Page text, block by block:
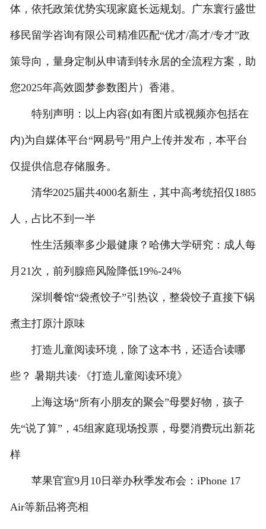
体，依托政策优势实现家庭长远规划。广东寰行盛世
移民留学咨询有限公司精准匹配“优才/高才/专才”政
策导向，量身定制从申请到转永居的全流程方案，助
您2025年高效圆梦参数图片）香港。
特别声明：以上内容(如有图片或视频亦包括在
内)为自媒体平台“网易号”用户上传并发布，本平台
仅提供信息存储服务。
清华2025届共4000名新生，其中高考统招仅1885
人，占比不到一半
性生活频率多少最健康？哈佛大学研究：成人每
月21次，前列腺癌风险降低19%-24%
深圳餐馆“袋煮饺子”引热议，整袋饺子直接下锅
煮主打原汁原味
打造儿童阅读环境，除了这本书，还适合读哪
些？ 暑期共读·《打造儿童阅读环境》
上海这场“所有小朋友的聚会”母婴好物，孩子
先“说了算”，45组家庭现场投票，母婴消费玩出新花
样
苹果官宣9月10日举办秋季发布会：iPhone 17
Air等新品将亮相